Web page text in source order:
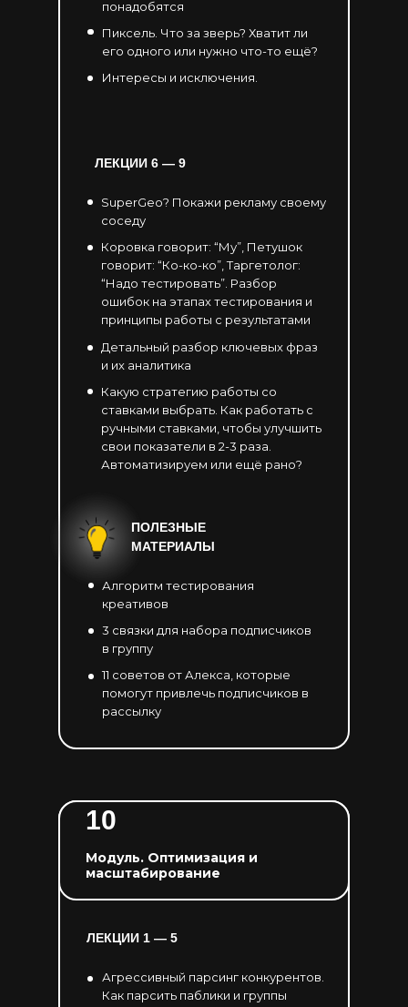
ЛЕКЦИИ 6 — 9
ПОЛЕЗНЫЕ
МАТЕРИАЛЫ
понадобятся
SuperGeo? Покажи рекламу своему
соседу
Детальный разбор ключевых фраз
и их аналитика
Коровка говорит: “Му”, Петушок
говорит: “Ко-ко-ко”, Таргетолог:
“Надо тестировать”. Разбор
ошибок на этапах тестирования и
принципы работы с результатами
3 связки для набора подписчиков
в группу
Алгоритм тестирования
креативов
Пиксель. Что за зверь? Хватит ли
его одного или нужно что-то ещё?
Интересы и исключения.
Какую стратегию работы со
ставками выбрать. Как работать с
ручными ставками, чтобы улучшить
свои показатели в 2-3 раза.
Автоматизируем или ещё рано?
11 советов от Алекса, которые
помогут привлечь подписчиков в
рассылку
Модуль. Оптимизация и
масштабирование
ЛЕКЦИИ 1 — 5
Агрессивный парсинг конкурентов.
Как парсить паблики и группы
10